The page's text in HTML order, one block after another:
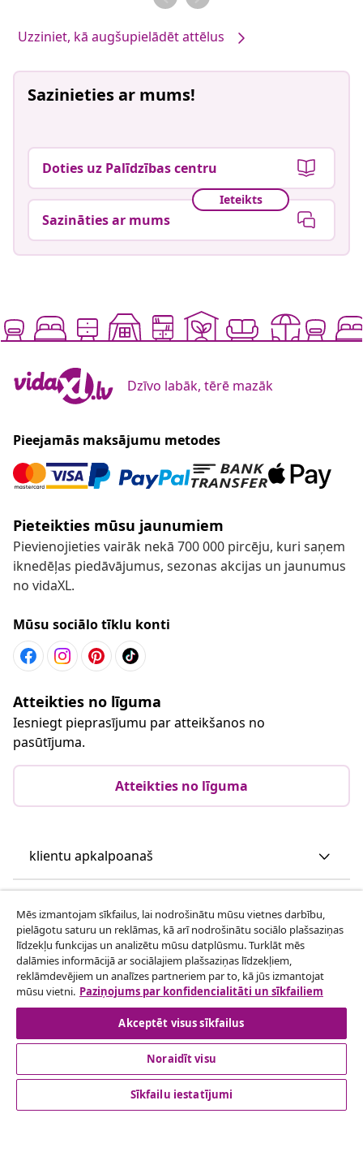
Uzziniet, kā augšupielādēt attēlus
Sazinieties ar mums!
Doties uz Palīdzības centru
Ieteikts
Sazināties ar mums
Dzīvo labāk, tērē mazāk
Pieejamās maksājumu metodes
Pieteikties mūsu jaunumiem
Pievienojieties vairāk nekā 700 000 pircēju, kuri saņem
iknedēļas piedāvājumus, sezonas akcijas un jaunumus
no vidaXL.
Mūsu sociālo tīklu konti
Atteikties no līguma
Iesniegt pieprasījumu par atteikšanos no
pasūtījuma.
Atteikties no līguma
klientu apkalpoanaš
vidaXL
Apskatiet vairāk
Mēs izmantojam sīkfailus, lai nodrošinātu mūsu vietnes darbību,
pielāgotu saturu un reklāmas, kā arī nodrošinātu sociālo plašsaziņas
līdzekļu funkcijas un analizētu mūsu datplūsmu. Turklāt mēs
dalāmies informācijā ar sociālajiem plašsaziņas līdzekļiem,
reklāmdevējiem un analīzes partneriem par to, kā jūs izmantojat
mūsu vietni. Paziņojums par konfidencialitāti un sīkfailiem
Akceptēt visus sīkfailus
Noraidīt visu
Sīkfailu iestatījumi